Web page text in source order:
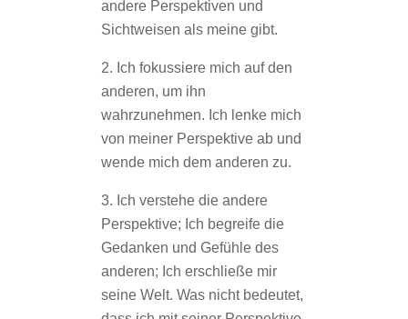
andere Perspektiven und
Sichtweisen als meine gibt.
Ich fokussiere mich auf den
anderen, um ihn
wahrzunehmen. Ich lenke mich
von meiner Perspektive ab und
wende mich dem anderen zu.
Ich verstehe die andere
Perspektive; Ich begreife die
Gedanken und Gefühle des
anderen; Ich erschließe mir
seine Welt. Was nicht bedeutet,